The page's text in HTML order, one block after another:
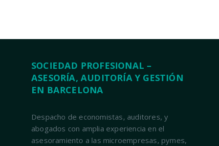
SOCIEDAD PROFESIONAL –
ASESORÍA, AUDITORÍA Y GESTIÓN
EN BARCELONA
Despacho de economistas, auditores, y
abogados con amplia experiencia en el
asesoramiento a las microempresas, pymes,